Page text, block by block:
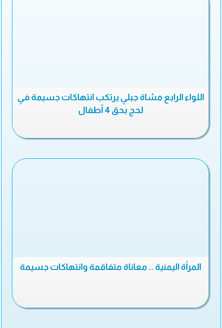
اللواء الرابع مشاة جبلي يرتكب انتهاكات جسيمة في
لحج بحق 4 أطفال
المرأة اليمنية .. معاناة متفاقمة وانتهاكات جسيمة